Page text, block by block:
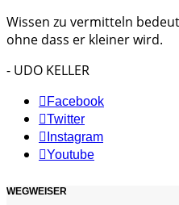
Wissen zu vermitteln
ohne dass er kleiner wird.
- UDO KELLER
Facebook
Twitter
Instagram
Youtube
WEGWEISER